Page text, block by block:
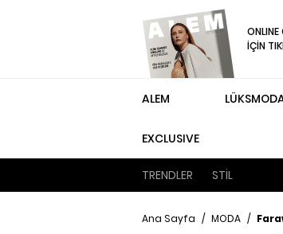
İÇİN
ALEM
EXCLUSIVE
LÜKS
TRENDLER STİL
Ana Sayfa / MODA /